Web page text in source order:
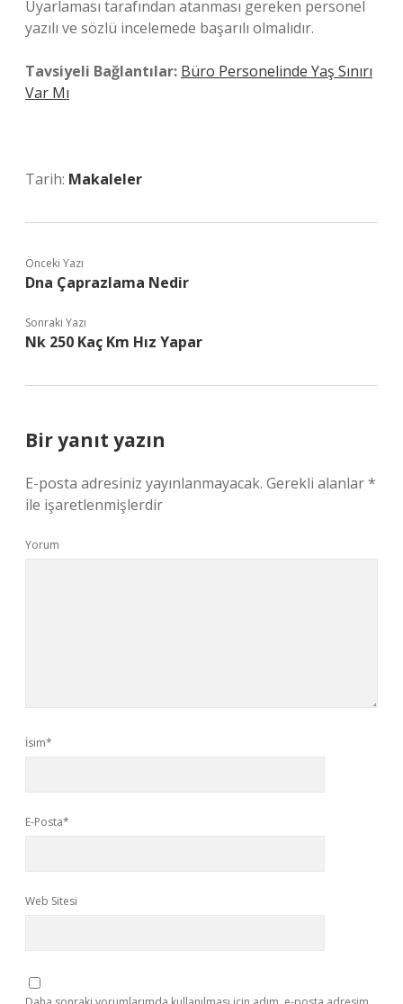
Uyarlaması tarafından atanması gereken personel
yazılı ve sözlü incelemede başarılı olmalıdır.
Tavsiyeli Bağlantılar: Büro Personelinde Yaş Sınırı
Var Mı
Tarih: Makaleler
Önceki Yazı
Dna Çaprazlama Nedir
Sonraki Yazı
Nk 250 Kaç Km Hız Yapar
Bir yanıt yazın
E-posta adresiniz yayınlanmayacak. Gerekli alanlar*
ile işaretlenmişlerdir
Yorum
İsim*
E-Posta*
Web Sitesi